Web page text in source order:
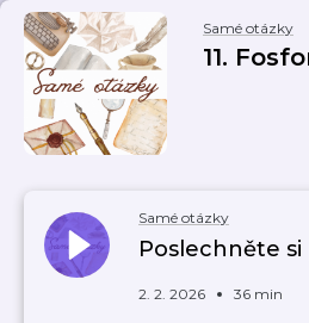
Samé otázky
11.
Samé otázky
Poslechněte
2. 2. 2026 36 min